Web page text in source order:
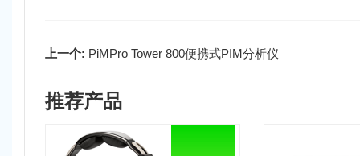
上一个: PiMPro Tower 800便携式PIM分析仪
推荐产品